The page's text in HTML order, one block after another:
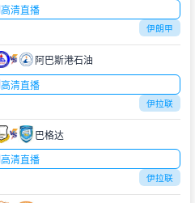
高清直播
伊朗甲
阿巴斯港石油
高清直播
伊拉联
巴格达
高清直播
伊拉联